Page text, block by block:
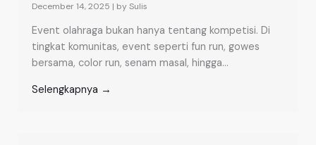
December 14, 2025 | by Sulis
Event olahraga bukan hanya tentang kompetisi. Di
tingkat komunitas, event seperti fun run, gowes
bersama, color run, senam masal, hingga...
Selengkapnya →